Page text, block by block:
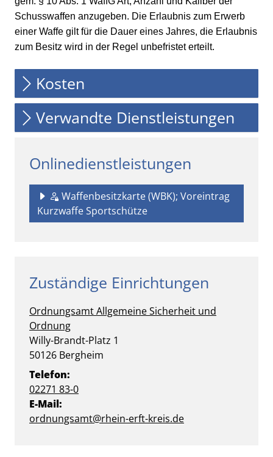
Schusswaffen anzugeben. Die Erlaubnis zum Erwerb
einer Waffe gilt für die Dauer eines Jahres, die Erlaubnis
zum Besitz wird in der Regel unbefristet erteilt.
Kosten
Verwandte Dienstleistungen
Onlinedienstleistungen
Waffenbesitzkarte (WBK); Voreintrag
Kurzwaffe Sportschütze
Zuständige Einrichtungen
OrdnungsamtAllgemeine Sicherheit und
Ordnung
Straße:
Willy-Brandt-Platz Hausnummer:
1
PLZ:
50126 Ort:
Bergheim
Telefon:
02271 83-0
E-Mail:
ordnungsamt@rhein-erft-kreis.de